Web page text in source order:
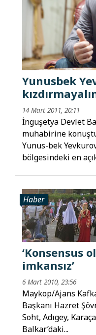
Yunusbek
14 Mart 2011, 20:11
İnguşetya Devlet
muhabirine
Yunus-bek
bölgesindeki en
Haber
‘Konsensus
imkansız’
6 Mart 2010, 23:56
Maykop/Ajans
Başkanı Hazret
Soht, Adıgey,
Balkar’daki...